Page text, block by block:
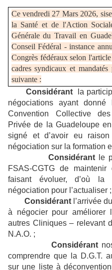
Ce vendredi 27 Mars 2026,
la Santé et de l'Action
Générale du Travail en
Conseil Fédéral - instance
Congrès fédéraux selon
cadres syndicaux et
suivante :
Considérant
la
négociations ayant
Convention Collective
Privée de la Guadeloupe
signé et d’avoir eu
négociation sur la formation
Considérant le
FSAS-CGTG de
faisant évoluer, d’où la
négociation pour l’actualiser ;
Considérant l’arrivée
à négocier pour améliorer
autres Cliniques – relevant
N.A.O. ;
Considérant
comprendre que la D.G.T.
sur une liste à